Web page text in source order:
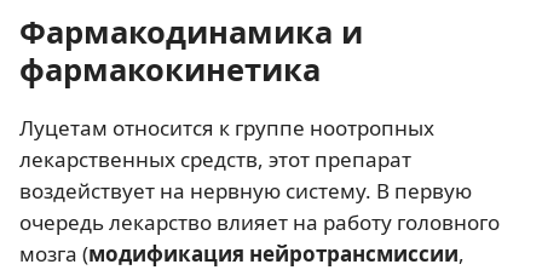
Фармакодинамика и
фармакокинетика
Луцетам относится к группе ноотропных
лекарственных средств, этот препарат
воздействует на нервную систему. В первую
очередь лекарство влияет на работу головного
мозга (модификация нейротрансмиссии,